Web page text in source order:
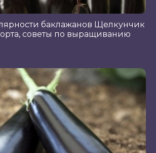
баклажанов Щелкунчик
советы по выращиванию